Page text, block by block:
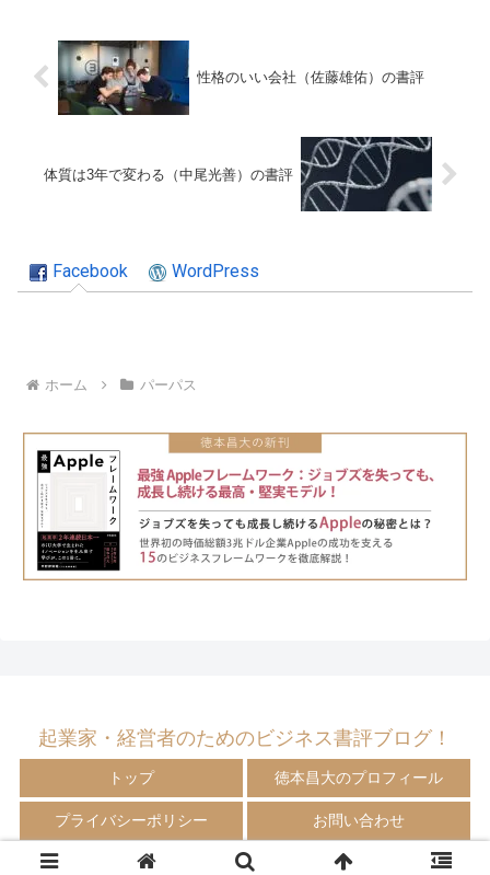
性格のいい会社（佐藤雄佑）の書評
体質は3年で変わる（中尾光善）の書評
Facebook WordPress
ホーム パーパス
起業家・経営者のためのビジネス書評ブログ！
トップ 徳本昌大のプロフィール
プライバシーポリシー お問い合わせ
© 2009-2024 徳本昌大の書評ブログ！